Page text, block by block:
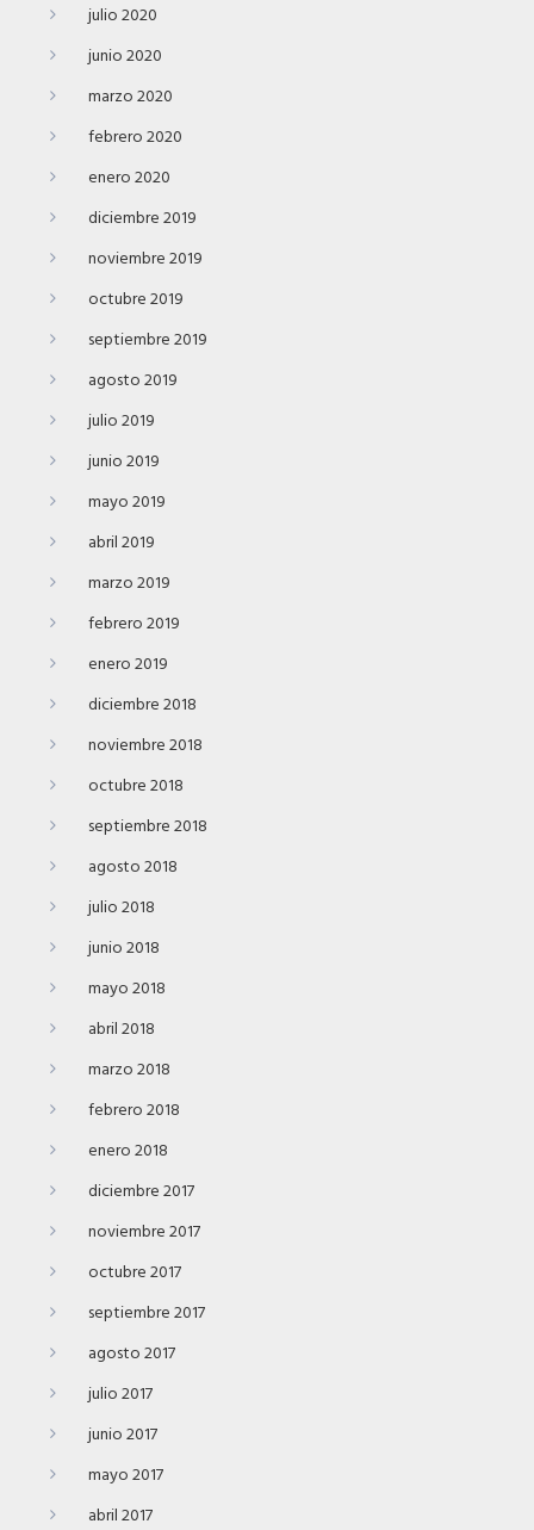
julio 2020
junio 2020
marzo 2020
febrero 2020
enero 2020
diciembre 2019
noviembre 2019
octubre 2019
septiembre 2019
agosto 2019
julio 2019
junio 2019
mayo 2019
abril 2019
marzo 2019
febrero 2019
enero 2019
diciembre 2018
noviembre 2018
octubre 2018
septiembre 2018
agosto 2018
julio 2018
junio 2018
mayo 2018
abril 2018
marzo 2018
febrero 2018
enero 2018
diciembre 2017
noviembre 2017
octubre 2017
septiembre 2017
agosto 2017
julio 2017
junio 2017
mayo 2017
abril 2017